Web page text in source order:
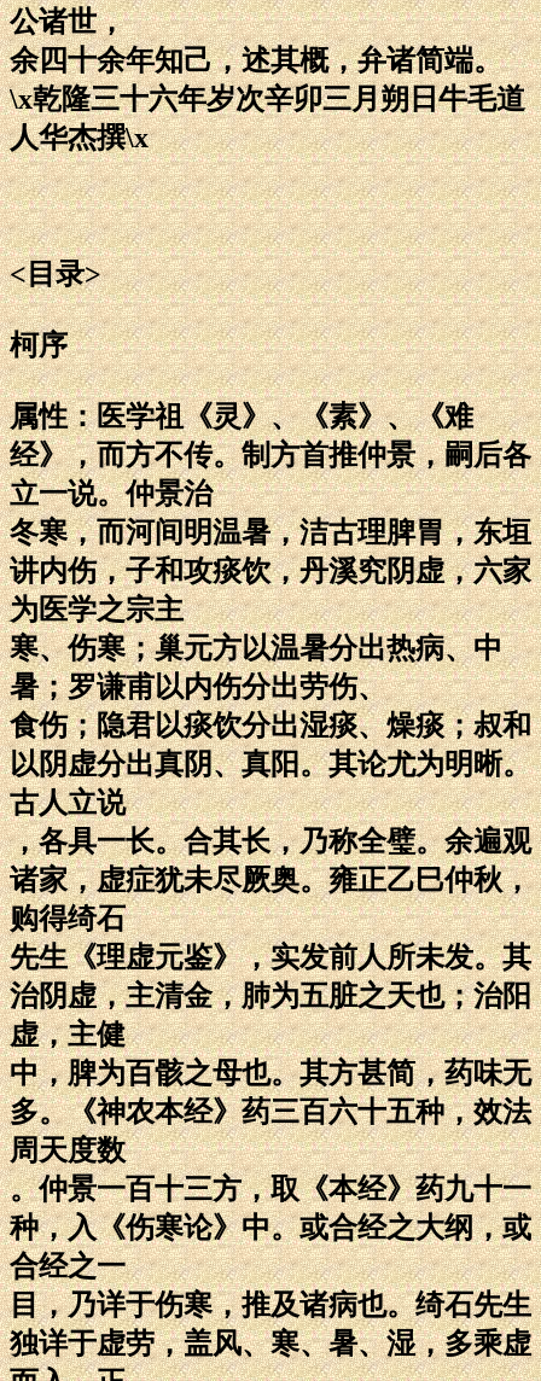
公诸世，
余四十余年知己，述其概，弁诸简端。
\x乾隆三十六年岁次辛卯三月朔日牛毛道
人华杰撰\x
<目录>
柯序
属性：医学祖《灵》、《素》、《难
经》，而方不传。制方首推仲景，嗣后各
立一说。仲景治
冬寒，而河间明温暑，洁古理脾胃，东垣
讲内伤，子和攻痰饮，丹溪究阴虚，六家
为医学之宗主
寒、伤寒；巢元方以温暑分出热病、中
暑；罗谦甫以内伤分出劳伤、
食伤；隐君以痰饮分出湿痰、燥痰；叔和
以阴虚分出真阴、真阳。其论尤为明晰。
古人立说
，各具一长。合其长，乃称全璧。余遍观
诸家，虚症犹未尽厥奥。雍正乙巳仲秋，
购得绮石
先生《理虚元鉴》，实发前人所未发。其
治阴虚，主清金，肺为五脏之天也；治阳
虚，主健
中，脾为百骸之母也。其方甚简，药味无
多。《神农本经》药三百六十五种，效法
周天度数
。仲景一百十三方，取《本经》药九十一
种，入《伤寒论》中。或合经之大纲，或
合经之一
目，乃详于伤寒，推及诸病也。绮石先生
独详于虚劳，盖风、寒、暑、湿，多乘虚